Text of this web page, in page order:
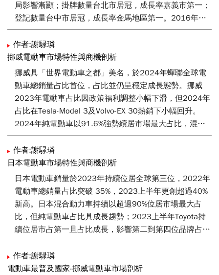
局影響漸顯；掛牌數量台北市居冠，成長率嘉義市第一；
登記數量台中市居冠，成長率金馬地區第一。2016年隨
汽車汰舊換新貨物稅補助政策於1月8號正式施行、胎壓
偵測器強制安裝落日寬限到期、油價仍處低檔及第四季多
款暢銷車型改款，均有利於銷售市場活絡，預估2016年
銷量將突破43萬輛。
作者:謝騄璘
挪威電動車市場特性與商機剖析
挪威具「世界電動車之都」美名，於2024年蟬聯全球電
動車總銷量占比首位，占比並仍呈穩定成長態勢。挪威
2023年電動車占比因政策福利調整小幅下滑，但2024年
占比在Tesla-Model 3及Volvo-EX 30熱銷下小幅回升。
2024年純電動車以91.6%強勢續居市場最大占比，混合
動力車居次但差距有擴大趨勢；VW及Tesla持續位居市占
前兩位，2024年VW重回市占第一位。挪威現設定2025
年總銷量100%為電動車，2018年隨電動車占比提高調整
免過路費、免費停車等福利。後續我國可思考運用我國
Tesla供應鏈優勢，提供挪威Tesla車主售服維修件；亦或
運用挪威對外國電動車關稅之友善特性，洽談輸出國產純
電車款，並作為開拓國產純電車供應鏈挪威售服商機之基
礎；或對應挪威目前所面臨議題及市場需求，合作研究相
關解決方案，為未來臺灣電動車普及情境提前布局。
作者:謝騄璘
日本電動車市場特性與商機剖析
日本電動車銷量於2023年持續位居全球第三位，2022年
電動車總銷量占比突破 35%，2023上半年更創超過40%
新高。日本混合動力車持續以超過90%位居市場最大占
比，但純電動車占比具成長趨勢；2023上半年Toyota持
續位居市占第一且占比成長，影響第二到第四位品牌占比
均呈下滑。電動車銷量前三位品牌中，Toyota 及 Nissan
積極研製特色核心技術，Suzuki 印度設廠布局回銷日
本。參考電動車銷量前三位品牌布局動向，後續我國可思
作者:謝騄璘
電動車最普及國家-挪威電動車市場剖析